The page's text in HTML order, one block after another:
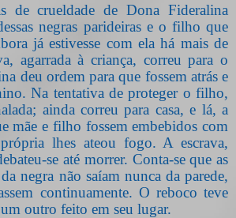
de crueldade de Dona Fideralina
negras parideiras e o filho que
já estivesse com ela há mais de
agarrada à criança, correu para o
deu ordem para que fossem atrás e
Na tentativa de proteger o filho,
ainda correu para casa, e lá, a
mãe e filho fossem embebidos com
lhes ateou fogo. A escrava,
se até morrer. Conta-se que as
negra não saíam nunca da parede,
continuamente. O reboco teve
outro feito em seu lugar.